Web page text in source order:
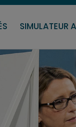
SIMULATEUR